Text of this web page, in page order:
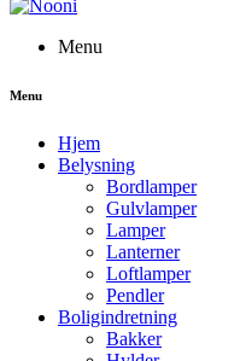
Menu
Menu
Hjem
Belysning
Bordlamper
Gulvlamper
Lamper
Lanterner
Loftlamper
Pendler
Boligindretning
Bakker